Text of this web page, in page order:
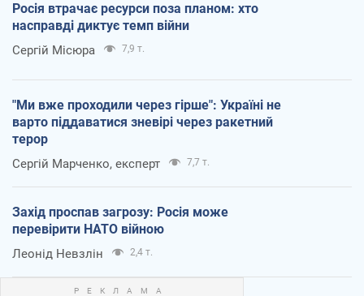
Росія втрачає ресурси поза планом: хто
насправді диктує темп війни
Сергій Місюра 7,9 т.
"Ми вже проходили через гірше": Україні не
варто піддаватися зневірі через ракетний
терор
Сергій Марченко, експерт 7,7 т.
Захід проспав загрозу: Росія може
перевірити НАТО війною
Леонід Невзлін 2,4 т.